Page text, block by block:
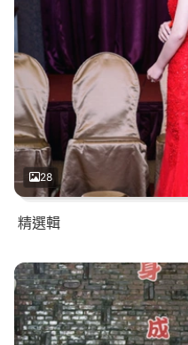
28
精選輯